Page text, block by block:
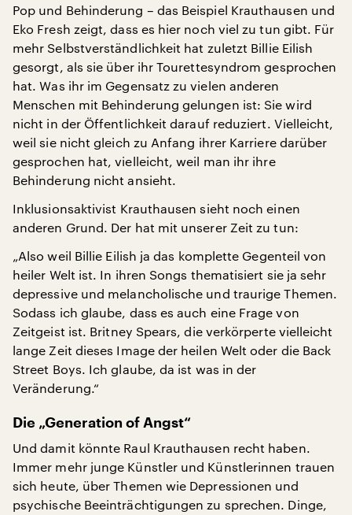
Pop und Behinderung – das Beispiel Krauthausen und
Eko Fresh zeigt, dass es hier noch viel zu tun gibt. Für
mehr Selbstverständlichkeit hat zuletzt Billie Eilish
gesorgt, als sie über ihr Tourettesyndrom gesprochen
hat. Was ihr im Gegensatz zu vielen anderen
Menschen mit Behinderung gelungen ist: Sie wird
nicht in der Öffentlichkeit darauf reduziert. Vielleicht,
weil sie nicht gleich zu Anfang ihrer Karriere darüber
gesprochen hat, vielleicht, weil man ihr ihre
Behinderung nicht ansieht.
Inklusionsaktivist Krauthausen sieht noch einen
anderen Grund. Der hat mit unserer Zeit zu tun:
„Also weil Billie Eilish ja das komplette Gegenteil von
heiler Welt ist. In ihren Songs thematisiert sie ja sehr
depressive und melancholische und traurige Themen.
Sodass ich glaube, dass es auch eine Frage von
Zeitgeist ist. Britney Spears, die verkörperte vielleicht
lange Zeit dieses Image der heilen Welt oder die Back
Street Boys. Ich glaube, da ist was in der
Veränderung.“
Die „Generation of Angst“
Und damit könnte Raul Krauthausen recht haben.
Immer mehr junge Künstler und Künstlerinnen trauen
sich heute, über Themen wie Depressionen und
psychische Beeinträchtigungen zu sprechen. Dinge,